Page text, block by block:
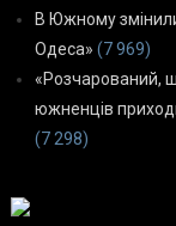
В Южному
Одеса» (7 969)
«Розчарований,
южненців
(7 298)